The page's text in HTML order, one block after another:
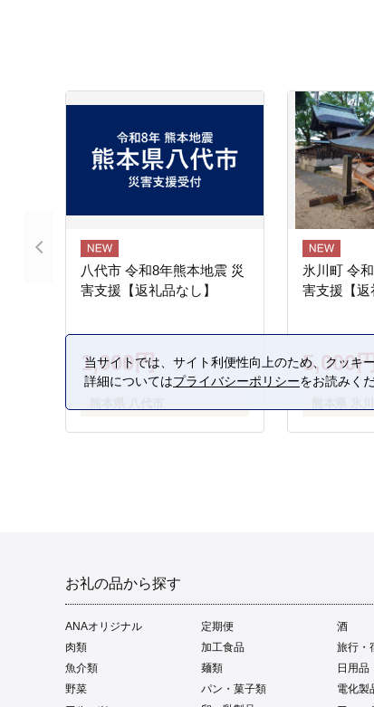
八代市 令和8年熊本地震 災
害支援【返礼品なし】
1,000円
氷川町 令
害支援【返
5,000円
お礼の品から探す
ANAオリジナル 定期便
酒
肉類
加工食品
旅行・
魚介類
麺類
日用品
野菜
パン・菓子類
電化製
当サイトでは、サイト利便性向上のため、クッキ
詳細についてはプライバシーポリシーをお読みく